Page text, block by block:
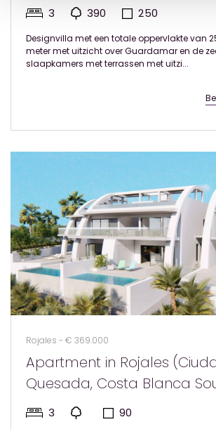
3 390 250
Designvilla met een totale oppervlakte van
meter met uitzicht over Guardamar en de
slaapkamers met terrassen met uitzi...
Rojales - € 369.000
Apartment in Rojales
Quesada, Costa Blanca
3 90